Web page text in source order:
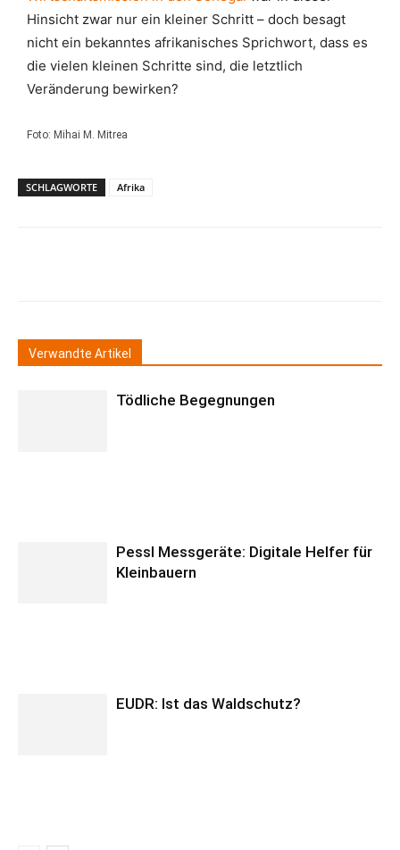
Hinsicht zwar nur ein kleiner Schritt – doch besagt
nicht ein bekanntes afrikanisches Sprichwort, dass es
die vielen kleinen Schritte sind, die letztlich
Veränderung bewirken?
Foto: Mihai M. Mitrea
SCHLAGWORTE Afrika
Verwandte Artikel
Tödliche Begegnungen
Pessl Messgeräte: Digitale Helfer für
Kleinbauern
EUDR: Ist das Waldschutz?